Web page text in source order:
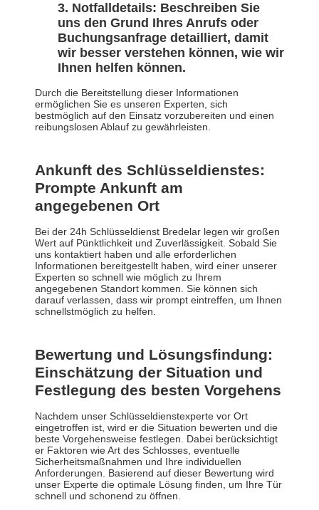
Notfalldetails: Beschreiben Sie
uns den Grund Ihres Anrufs oder
Buchungsanfrage detailliert, damit
wir besser verstehen können, wie wir
Ihnen helfen können.
Durch die Bereitstellung dieser Informationen
ermöglichen Sie es unseren Experten, sich
bestmöglich auf den Einsatz vorzubereiten und einen
reibungslosen Ablauf zu gewährleisten.
Ankunft des Schlüsseldienstes:
Prompte Ankunft am
angegebenen Ort
Bei der 24h Schlüsseldienst Bredelar legen wir großen
Wert auf Pünktlichkeit und Zuverlässigkeit. Sobald Sie
uns kontaktiert haben und alle erforderlichen
Informationen bereitgestellt haben, wird einer unserer
Experten so schnell wie möglich zu Ihrem
angegebenen Standort kommen. Sie können sich
darauf verlassen, dass wir prompt eintreffen, um Ihnen
schnellstmöglich zu helfen.
Bewertung und Lösungsfindung:
Einschätzung der Situation und
Festlegung des besten Vorgehens
Nachdem unser Schlüsseldienstexperte vor Ort
eingetroffen ist, wird er die Situation bewerten und die
beste Vorgehensweise festlegen. Dabei berücksichtigt
er Faktoren wie Art des Schlosses, eventuelle
Sicherheitsmaßnahmen und Ihre individuellen
Anforderungen. Basierend auf dieser Bewertung wird
unser Experte die optimale Lösung finden, um Ihre Tür
schnell und schonend zu öffnen.